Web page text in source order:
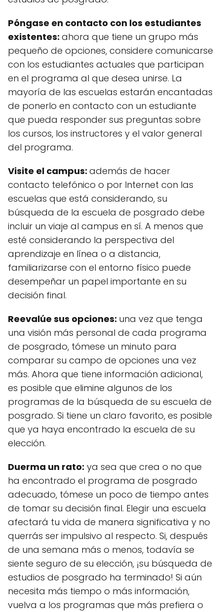
Póngase en contacto con los estudiantes
existentes: ahora que tiene un grupo más
pequeño de opciones, considere comunicarse
con los estudiantes actuales que participan
en el programa al que desea unirse. La
mayoría de las escuelas estarán encantadas
de ponerlo en contacto con un estudiante
que pueda responder sus preguntas sobre
los cursos, los instructores y el valor general
del programa.
Visite el campus: además de hacer
contacto telefónico o por Internet con las
escuelas que está considerando, su
búsqueda de la escuela de posgrado debe
incluir un viaje al campus en sí. A menos que
esté considerando la perspectiva del
aprendizaje en línea o a distancia,
familiarizarse con el entorno físico puede
desempeñar un papel importante en su
decisión final.
Reevalúe sus opciones: una vez que tenga
una visión más personal de cada programa
de posgrado, tómese un minuto para
comparar su campo de opciones una vez
más. Ahora que tiene información adicional,
es posible que elimine algunos de los
programas de la búsqueda de su escuela de
posgrado. Si tiene un claro favorito, es posible
que ya haya encontrado la escuela de su
elección.
Duerma un rato: ya sea que crea o no que
ha encontrado el programa de posgrado
adecuado, tómese un poco de tiempo antes
de tomar su decisión final. Elegir una escuela
afectará tu vida de manera significativa y no
querrás ser impulsivo al respecto. Si, después
de una semana más o menos, todavía se
siente seguro de su elección, ¡su búsqueda de
estudios de posgrado ha terminado! Si aún
necesita más tiempo o más información,
vuelva a los programas que más prefiera o